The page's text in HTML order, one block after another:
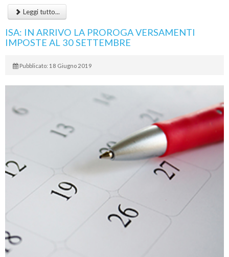
Leggi tutto...
ISA: IN ARRIVO LA PROROGA VERSAMENTI
IMPOSTE AL 30 SETTEMBRE
Pubblicato: 18 Giugno 2019